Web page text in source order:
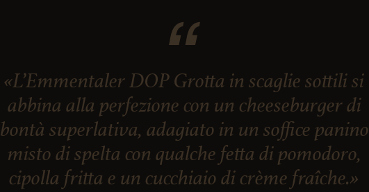
«L’Emmentaler DOP Grotta in scaglie sottili si
abbina alla perfezione con un cheeseburger di
bontà superlativa, adagiato in un soffice panino
misto di spelta con qualche fetta di pomodoro,
cipolla fritta e un cucchiaio di crème fraîche.»